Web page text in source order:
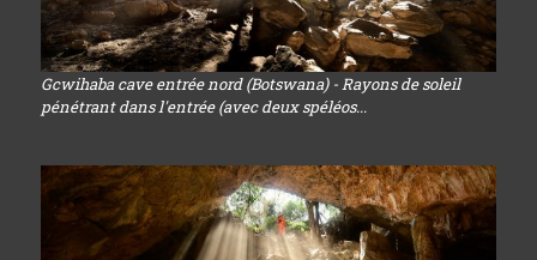
Gcwihaba cave entrée nord (Botswana) - Rayons de soleil
pénétrant dans l'entrée (avec deux spéléos...